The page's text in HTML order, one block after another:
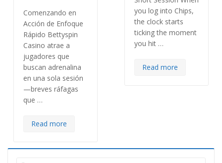
Comenzando en
Acción de Enfoque
Rápido Bettyspin
Casino atrae a
jugadores que
buscan adrenalina
en una sola sesión
—breves ráfagas
que …
Read more
you log into Chips,
the clock starts
ticking the moment
you hit …
Read more